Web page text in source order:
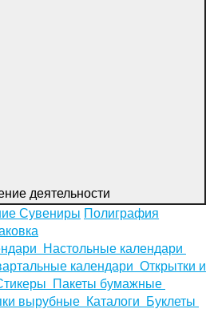
деятельности
Сувениры Полиграфия
Настольные календари
календари Открытки и
Пакеты бумажные
вырубные Каталоги
Буклеты